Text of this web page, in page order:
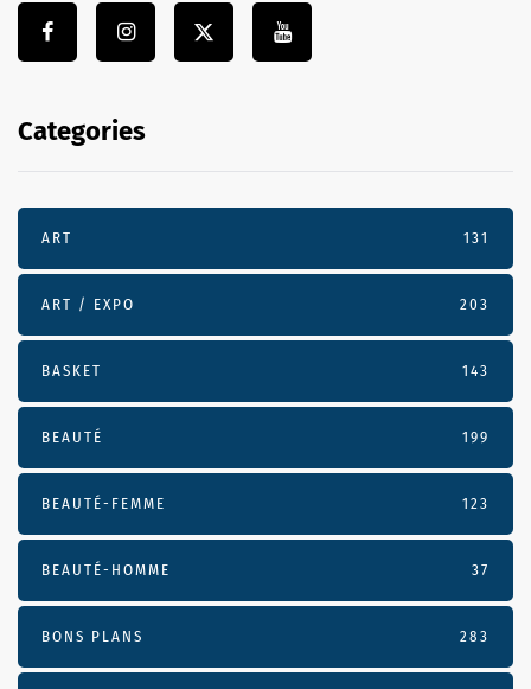
Categories
ART 131
ART / EXPO 203
BASKET 143
BEAUTÉ 199
BEAUTÉ-FEMME 123
BEAUTÉ-HOMME 37
BONS PLANS 283